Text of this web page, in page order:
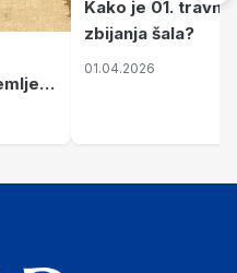
Kako je 01.
zbijanja šala?
01.04.2026